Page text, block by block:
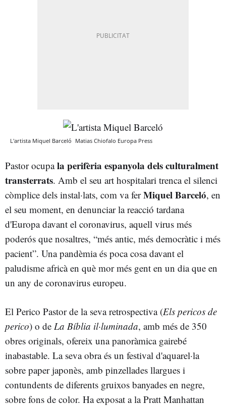
L'artista Miquel Barceló Matias Chiofalo Europa Press
Pastor ocupala perifèria espanyola dels culturalment
transterrats. Amb el seu art hospitalari trenca el silenci
còmplice dels instal·lats, com va ferMiquel Barceló, en
el seu moment, en denunciar la reacció tardana
d'Europa davant el coronavirus, aquell virus més
poderós que nosaltres, “més antic, més democràtic i més
pacient”. Una pandèmia és poca cosa davant el
paludisme africà en què mor més gent en un dia que en
un any de coronavirus europeu.
El Perico Pastor de la seva retrospectiva (Els pericos de
perico) o de La Bíblia il·luminada, amb més de 350
obres originals, ofereix una panoràmica gairebé
inabastable. La seva obra és un festival d'aquarel·la
sobre paper japonès, amb pinzellades llargues i
contundents de diferents gruixos banyades en negre,
sobre fons de color. Ha exposat a la Pratt Manhattan